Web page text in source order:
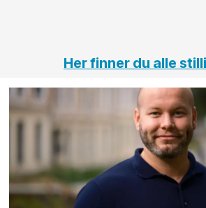
Her finner du alle